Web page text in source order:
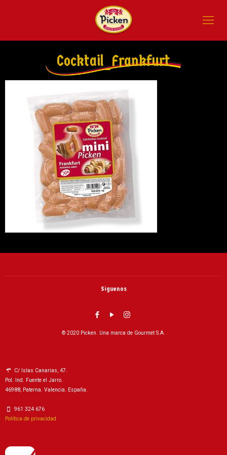
Cocktail_Frankfurt
Siguenos
© 2020 Picken. Una marca de Gourmet S.A.
C/ Islas Canarias, 47.
Pol. Ind. Fuente el Jarro.
46988, Paterna. Valencia. España.
961 324 676
Política de privacidad